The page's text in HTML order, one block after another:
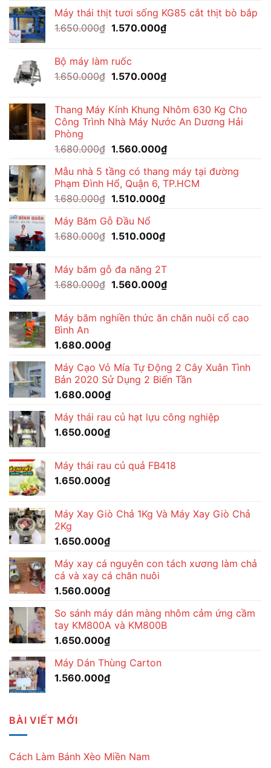
1.650.000₫. là:
Máy thái thịt tươi sống KG85 cắt thịt bò bắp
1.650.000₫ Giá
1.650.000₫.
1.570.000₫Giá
1.570.000₫.
Bộ máy làm ruốc
1.650.000₫ Giá
1.650.000₫.
1.570.000₫Giá
là:
1.570.000₫.
Thang Máy Kính Khung Nhôm 630 Kg Cho
Công Trình Nhà Máy Nước An Dương Hải
Phòng
1.680.000₫ Giá
là:
1.680.000₫.
1.560.000₫Giá
tại
là:
Mẫu nhà 5 tầng có thang máy tại đường
Phạm Đình Hổ, Quận 6, TP.HCM
1.680.000₫ Giá
là:
1.680.000₫.
1.510.000₫Giá
là:
Máy Băm Gỗ Đầu Nổ
1.680.000₫ Giá
1.680.000₫.
1.510.000₫Giá
là:
1.510.000₫.
Máy băm gỗ đa năng 2T
1.680.000₫ Giá
1.680.000₫.
1.560.000₫Giá
là:
Máy băm nghiền thức ăn chăn nuôi cổ cao
Bình An
1.680.000₫
Máy Cạo Vỏ Mía Tự Động 2 Cây Xuân Tình
Bản 2020 Sử Dụng 2 Biến Tần
1.680.000₫
Máy thái rau củ hạt lựu công nghiệp
1.650.000₫
Máy thái rau củ quả FB418
1.650.000₫
Máy Xay Giò Chả 1Kg Và Máy Xay Giò Chả
2Kg
1.650.000₫
Máy xay cá nguyên con tách xương làm chả
cá và xay cá chăn nuôi
1.560.000₫
So sánh máy dán màng nhôm cảm ứng cầm
tay KM800A và KM800B
1.650.000₫
Máy Dán Thùng Carton
1.560.000₫
BÀI VIẾT MỚI
Cách Làm Bánh Xèo Miền Nam